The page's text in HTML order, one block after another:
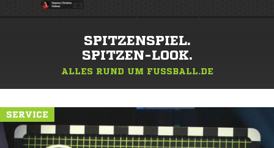
SPITZENSPIEL.
SPITZEN-LOOK.
ALLES RUND UM FUSSBALL.DE
SERVICE